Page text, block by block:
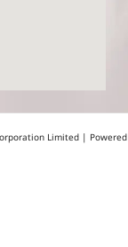
Limited | Powered